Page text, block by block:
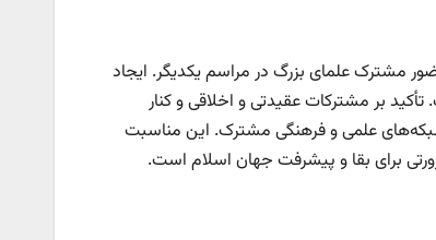
مشترک علمای بزرگ در مراسم یکدیگر. ایجاد
بر مشترکات عقیدتی و اخلاقی و کنار
علمی و فرهنگی مشترک. این مناسبت
برای بقا و پیشرفت جهان اسلام است.